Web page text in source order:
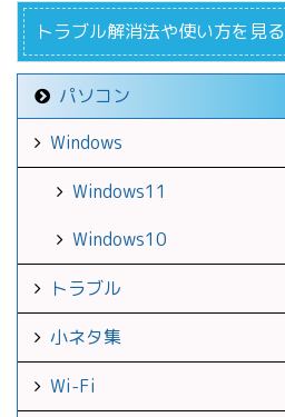
トラブル解消法や使い方を見る
パソコン
Windows
Windows11
Windows10
トラブル
小ネタ集
Wi-Fi